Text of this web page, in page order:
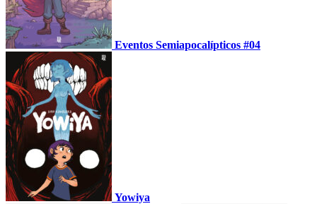
Eventos Semiapocalípticos #04
Yowiya